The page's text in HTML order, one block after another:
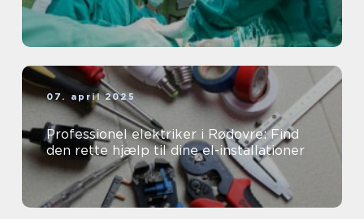
07. april 2025
Professionel elektriker i Rødovre: Find
den rette hjælp til dine el-installationer